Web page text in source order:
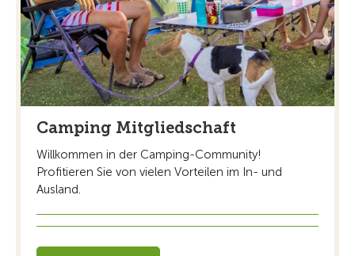
Camping Mitgliedschaft
Willkommen in der Camping-Community!
Profitieren Sie von vielen Vorteilen im In- und
Ausland.